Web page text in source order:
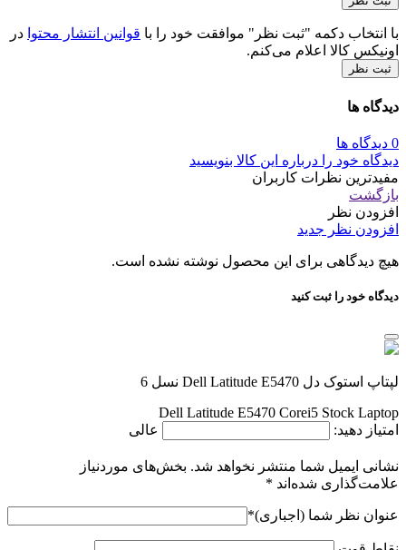
با انتخاب دکمه "ثبت نظر" موافقت خود را با قوانین انتشار محتوا در
اونیکس کالا اعلام می‌کنم.
ثبت نظر
دیدگاه ها
0 دیدگاه ها
دیدگاه خود را درباره این کالا بنویسید
مفیدترین نظرات کاربران
بازگشت
افزودن نظر
افزودن نظر جدید
هیچ دیدگاهی برای این محصول نوشته نشده است.
دیدگاه خود را ثبت کنید
لپتاپ استوک دل Dell Latitude E5470 نسل 6
Dell Latitude E5470 Corei5 Stock Laptop
امتیاز دهید:
عالی
نشانی ایمیل شما منتشر نخواهد شد. بخش‌های موردنیاز
علامت‌گذاری شده‌اند *
عنوان نظر شما (اجباری)*